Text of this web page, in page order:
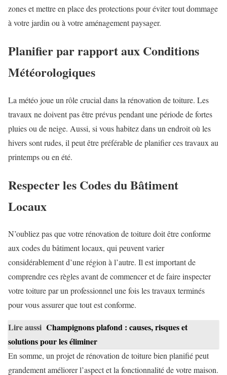
zones et mettre en place des protections pour éviter tout dommage
à votre jardin ou à votre aménagement paysager.
Planifier par rapport aux Conditions
Météorologiques
La météo joue un rôle crucial dans la rénovation de toiture. Les
travaux ne doivent pas être prévus pendant une période de fortes
pluies ou de neige. Aussi, si vous habitez dans un endroit où les
hivers sont rudes, il peut être préférable de planifier ces travaux au
printemps ou en été.
Respecter les Codes du Bâtiment
Locaux
N’oubliez pas que votre rénovation de toiture doit être conforme
aux codes du bâtiment locaux, qui peuvent varier
considérablement d’une région à l’autre. Il est important de
comprendre ces règles avant de commencer et de faire inspecter
votre toiture par un professionnel une fois les travaux terminés
pour vous assurer que tout est conforme.
Lire aussi Champignons plafond : causes, risques et
solutions pour les éliminer
En somme, un projet de rénovation de toiture bien planifié peut
grandement améliorer l’aspect et la fonctionnalité de votre maison.